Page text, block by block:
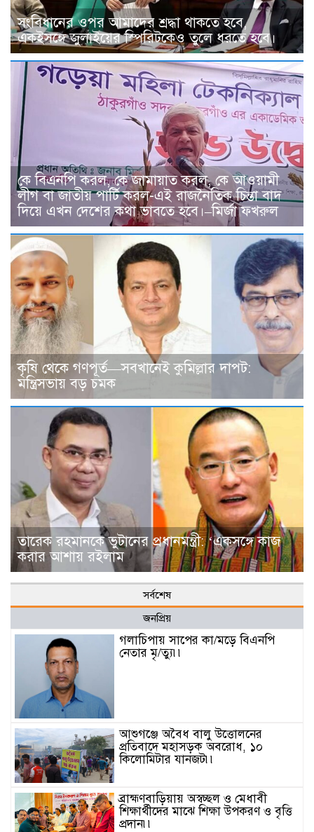
সংবিধানের ওপর আমাদের শ্রদ্ধা থাকতে হবে,
একইসঙ্গে জুলাইয়ের স্পিরিটকেও তুলে ধরতে হবে।
কে বিএনপি করল, কে জামায়াত করল, কে আওয়ামী
লীগ বা জাতীয় পার্টি করল-এই রাজনৈতিক চিন্তা বাদ
দিয়ে এখন দেশের কথা ভাবতে হবে।–মির্জা ফখরুল
কৃষি থেকে গণপূর্ত—সবখানেই কুমিল্লার দাপট:
মন্ত্রিসভায় বড় চমক
তারেক রহমানকে ভুটা‌নের প্রধানমন্ত্রী: ‘একসঙ্গে কাজ
করার আশায় রইলাম
সর্বশেষ
জনপ্রিয়
গলাচিপায় সাপের কা/মড়ে বিএনপি
নেতার মৃ/ত্যু৷৷
আশুগঞ্জে অবৈধ বালু উত্তোলনের
প্রতিবাদে মহাসড়ক অবরোধ, ১০
কিলোমিটার যানজট৷৷
ব্রাহ্মণবাড়িয়ায় অস্বচ্ছল ও মেধাবী
শিক্ষার্থীদের মাঝে শিক্ষা উপকরণ ও বৃত্তি
প্রদান৷৷